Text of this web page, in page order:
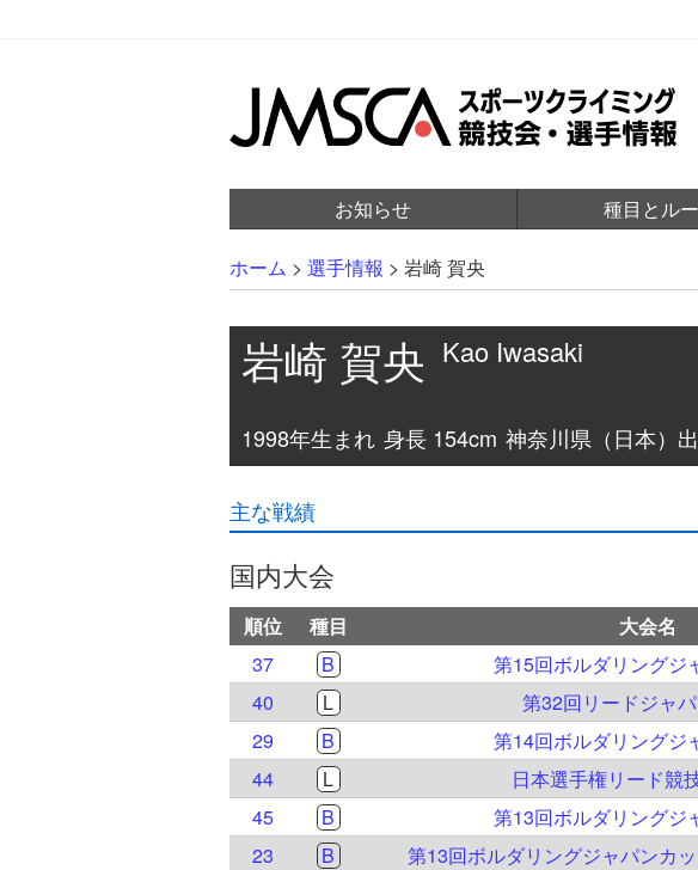
お知らせ 種目とル
ホーム > 選手情報 > 岩崎 賀央
岩崎 賀央 Kao Iwasaki
1998年生まれ 身長 154cm 神奈川県（日本）
主な戦績
国内大会
順位 種目 大会名
37
B 第15回ボルダリングジ
40
L 第32回リードジャ
29
B 第14回ボルダリングジ
44
L 日本選手権リード競
45
B 第13回ボルダリングジ
23
B 第13回ボルダリングジャパンカ